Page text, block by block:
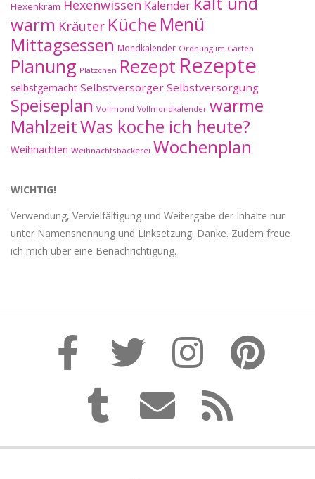
Hexenkram Hexenwissen Kalender
warm Kräuter Küche Menü
Mittagsessen Mondkalender Ordnung im Garten
Planung Plätzchen Rezept Rezepte
selbstgemacht Selbstversorger Selbstversorgung
Speiseplan Vollmond Vollmondkalender warme
MahlzeitWas koche ich heute?
Weihnachten Weihnachtsbäckerei Wochenplan
WICHTIG!
Verwendung, Vervielfältigung und Weitergabe der Inhalte nur
unter Namensnennung und Linksetzung. Danke. Zudem freue
ich mich über eine Benachrichtigung.